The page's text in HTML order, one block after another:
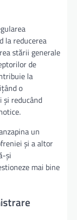
la reducerea
stării generale
de
la
o
reducând
un
și a altor
și
mai bine